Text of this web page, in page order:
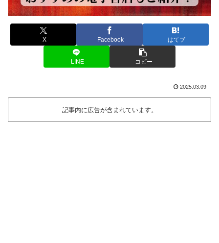
X Facebook はてブ
LINE コピー
2025.03.09
記事内に広告が含まれています。